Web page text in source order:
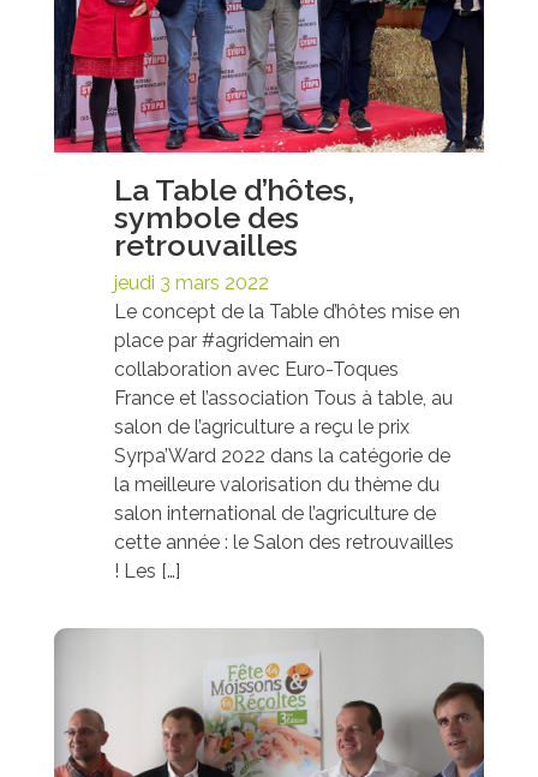
La Table d’hôtes,
symbole des
retrouvailles
jeudi 3 mars 2022
Le concept de la Table d’hôtes mise en
place par #agridemain en
collaboration avec Euro-Toques
France et l’association Tous à table, au
salon de l’agriculture a reçu le prix
Syrpa’Ward 2022 dans la catégorie de
la meilleure valorisation du thème du
salon international de l’agriculture de
cette année : le Salon des retrouvailles
! Les […]